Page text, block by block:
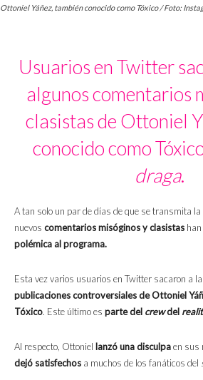
Ottoniel Yáñez, también conocido como Tóxico / Foto:
Usuarios en Twitter
algunos comentarios
clasistas de Ottoniel
conocido como
draga.
A tan solo un par de días de que se transmita
nuevos comentarios misóginos y clasistas
polémica al programa.
Esta vez varios usuarios en Twitter sacaron a
publicaciones controversiales de Ottoniel
Tóxico. Este último es parte del crewdel
Al respecto, Ottoniel lanzó una disculpaen sus
dejó satisfechos a muchos de los fanáticos del